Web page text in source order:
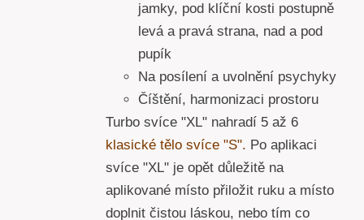
jamky, pod klíční kosti postupně
levá a pravá strana, nad a pod
pupík
Na posílení a uvolnění psychyky
Číštění, harmonizaci prostoru
Turbo svíce "XL" nahradí 5 až 6
klasické tělo svíce "S". Po aplikaci
svíce "XL" je opět důležitě na
aplikované místo přiložit ruku a místo
doplnit čistou láskou, nebo tím co